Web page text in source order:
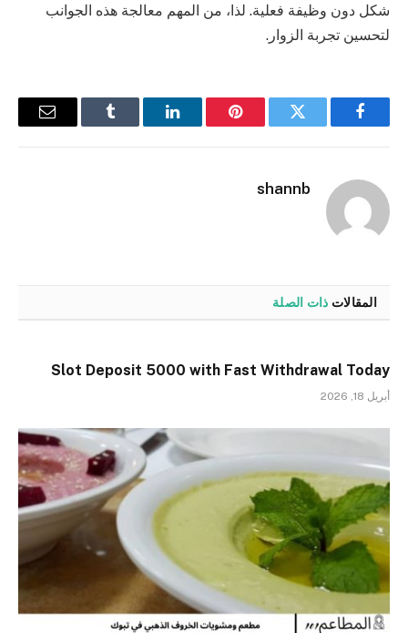
شكل دون وظيفة فعلية. لذا، من المهم معالجة هذه الجوانب
لتحسين تجربة الزوار.
فيسبوك تويتر بينتيريستلينكدإن Tumblr
البريد
shannb
المقالات ذات الصلة
Slot Deposit 5000 with Fast Withdrawal Today
أبريل 18, 2026